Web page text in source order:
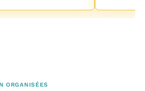
ORGANISÉES